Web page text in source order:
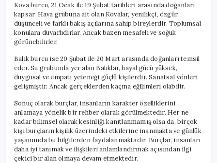
Kova burcu, 21 Ocak ile 19 Şubat tarihleri arasında doğanları
kapsar. Hava grubuna ait olan Kovalar, yenilikçi, özgür
düşünceli ve farklı bakış açılarına sahip bireylerdir. Toplumsal
konulara duyarlıdırlar. Ancak bazen mesafeli ve soğuk
görünebilirler.
Balık burcu ise 20 Şubat ile 20 Mart arasında doğanları temsil
eder. Su grubunda yer alan Balıklar, hayal gücü yüksek,
duygusal ve empati yeteneği güçlü kişilerdir. Sanatsal yönleri
gelişmiştir. Ancak gerçeklerden kaçma eğilimleri olabilir.
Sonuç olarak burçlar, insanların karakter özelliklerini
anlamaya yönelik bir rehber olarak görülmektedir. Her ne
kadar bilimsel olarak kesinliği kanıtlanmamış olsa da, birçok
kişi burçların kişilik üzerindeki etkilerine inanmakta ve günlük
yaşamında bu bilgilerden faydalanmaktadır. Burçlar, insanları
daha iyi tanımak ve ilişkileri anlamlandırmak açısından ilgi
çekici bir alan olmaya devam etmektedir.